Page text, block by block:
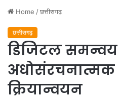
Home /छत्तीसगढ़
छत्तीसगढ़
डिजिटल
क्रियान्वयन